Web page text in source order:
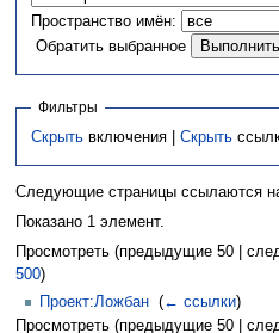
Пространство имён:
Обратить выбранное
Фильтры
Скрыть включения |Скрыть
Следующие страницы ссылаются
Показано 1 элемент.
Просмотреть (предыдущие 50 |
500)
Проект:Ложбан (← ссылки)
Просмотреть (предыдущие 50 |